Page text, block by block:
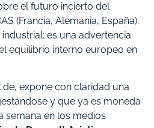
el futuro incierto del
(Francia, Alemania, España).
es una advertencia
equilibrio interno europeo en
expone con claridad una
y que ya es moneda
semana en los medios